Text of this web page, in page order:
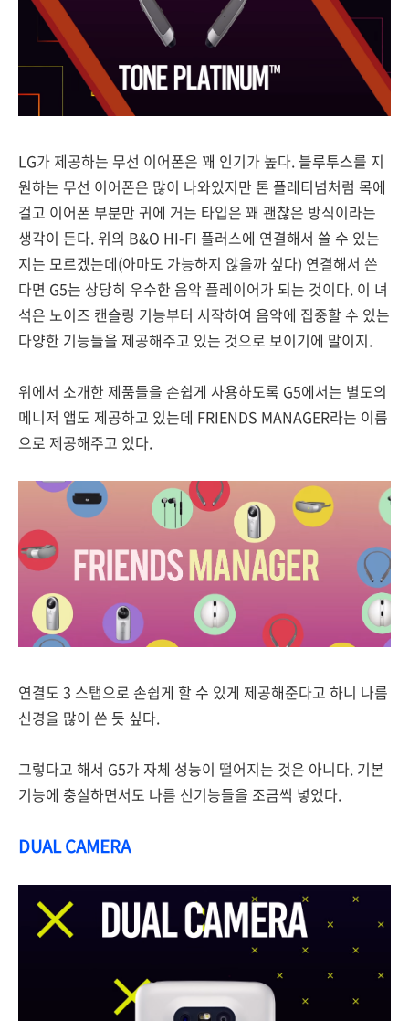
LG가 제공하는 무선 이어폰은 꽤 인기가 높다. 블루투스를 지
원하는 무선 이어폰은 많이 나와있지만 톤 플레티넘처럼 목에
걸고 이어폰 부분만 귀에 거는 타입은 꽤 괜찮은 방식이라는
생각이 든다. 위의 B&O HI-FI 플러스에 연결해서 쓸 수 있는
지는 모르겠는데(아마도 가능하지 않을까 싶다) 연결해서 쓴
다면 G5는 상당히 우수한 음악 플레이어가 되는 것이다. 이 녀
석은 노이즈 캔슬링 기능부터 시작하여 음악에 집중할 수 있는
다양한 기능들을 제공해주고 있는 것으로 보이기에 말이지.
위에서 소개한 제품들을 손쉽게 사용하도록 G5에서는 별도의
메니저 앱도 제공하고 있는데 FRIENDS MANAGER라는 이름
으로 제공해주고 있다.
연결도 3 스탭으로 손쉽게 할 수 있게 제공해준다고 하니 나름
신경을 많이 쓴 듯 싶다.
그렇다고 해서 G5가 자체 성능이 떨어지는 것은 아니다. 기본
기능에 충실하면서도 나름 신기능들을 조금씩 넣었다.
DUAL CAMERA